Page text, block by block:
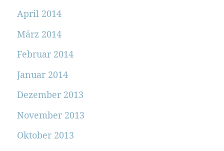
April 2014
März 2014
Februar 2014
Januar 2014
Dezember 2013
November 2013
Oktober 2013